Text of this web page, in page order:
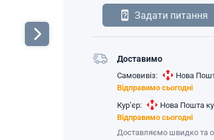
Задати питання
Доставимо
Самовивіз:
Нова
Відправимо сьогодні
Кур’єр:
Нова Пошта
Відправимо сьогодні
Доставляємо швидко та